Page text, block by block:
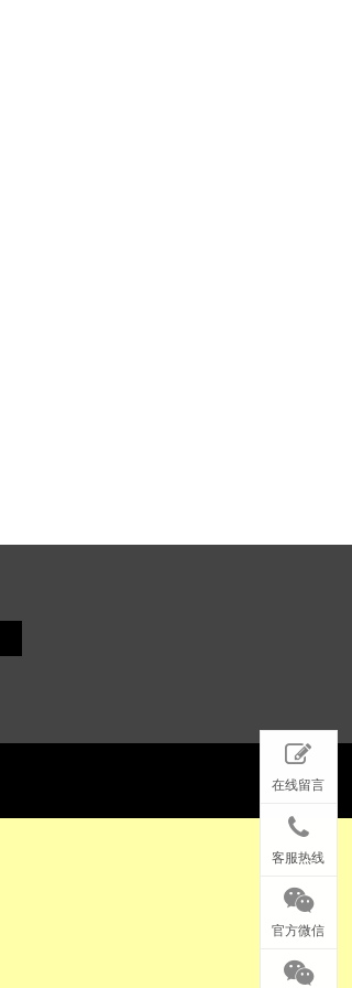
在线留言
客服热线
官方微信